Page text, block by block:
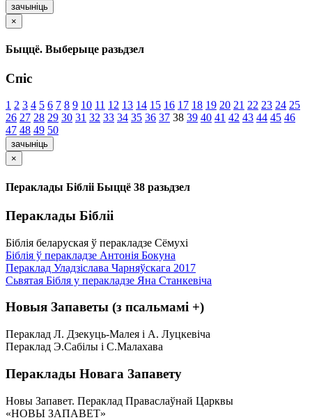
зачыніць
×
Быццё. Выберыце разьдзел
Спіс
1 2 3 4 5 6 7 8 9 10 11 12 13 14 15 16 17 18 19 20 21 22 23 24 25
26 27 28 29 30 31 32 33 34 35 36 37 38 39 40 41 42 43 44 45 46
47 48 49 50
зачыніць
×
Пераклады Бібліі Быццё 38 разьдзел
Пераклады Бібліі
Біблія беларуская ў перакладзе Сёмухі
Біблія ў перакладзе Антонія Бокуна
Пераклад Уладзіслава Чарняўскага 2017
Сьвятая Бібля у перакладзе Яна Станкевіча
Новыя Запаветы (з псальмамі +)
Пераклад Л. Дзекуць-Малея і А. Луцкевіча
Пераклад Э.Сабілы і С.Малахава
Пераклады Новага Запавету
Новы Запавет. Пераклад Праваслаўнай Царквы
«НОВЫ ЗАПАВЕТ»